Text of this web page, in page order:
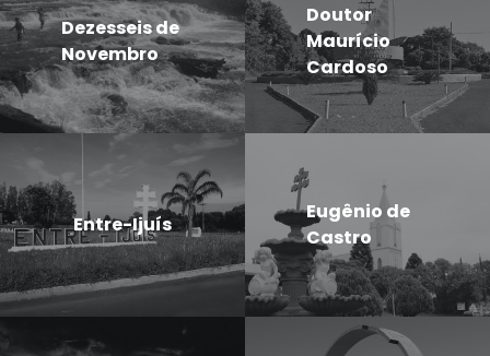
Dezesseis de
Novembro
Doutor
Maurício
Cardoso
Entre-Ijuís
Eugênio de
Castro